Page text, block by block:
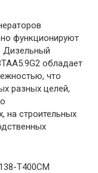
функционируют
Дизельный
обладает
что
разных целей,
на строительных
T400CM